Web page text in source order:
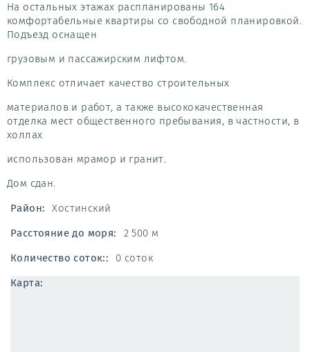
На остальных этажах распланированы 164
комфортабельные квартиры со свободной планировкой.
Подъезд оснащен
грузовым и пассажирским лифтом.
Комплекс отличает качество строительных
материалов и работ, а также высококачественная
отделка мест общественного пребывания, в частности, в
холлах
использован мрамор и гранит.
Дом сдан.
Район: Хостинский
Расстояние до моря: 2 500 м
Количество соток:: 0 соток
Карта: